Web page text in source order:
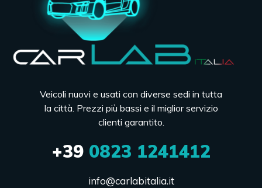
Veicoli nuovi e usati con diverse sedi in tutta
la città. Prezzi più bassi e il miglior servizio
clienti garantito.
+390823 1241412
info@carlabitalia.it